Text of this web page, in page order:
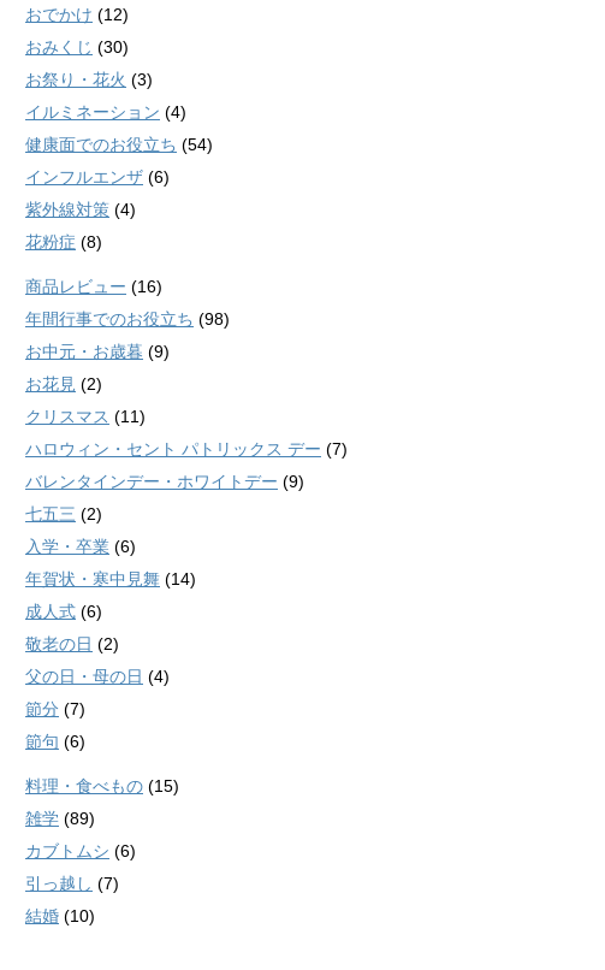
おでかけ (12)
おみくじ (30)
お祭り・花火 (3)
イルミネーション (4)
健康面でのお役立ち (54)
インフルエンザ (6)
紫外線対策 (4)
花粉症 (8)
商品レビュー (16)
年間行事でのお役立ち (98)
お中元・お歳暮 (9)
お花見 (2)
クリスマス (11)
ハロウィン・セント パトリックス デー (7)
バレンタインデー・ホワイトデー (9)
七五三 (2)
入学・卒業 (6)
年賀状・寒中見舞 (14)
成人式 (6)
敬老の日 (2)
父の日・母の日 (4)
節分 (7)
節句 (6)
料理・食べもの (15)
雑学 (89)
カブトムシ (6)
引っ越し (7)
結婚 (10)